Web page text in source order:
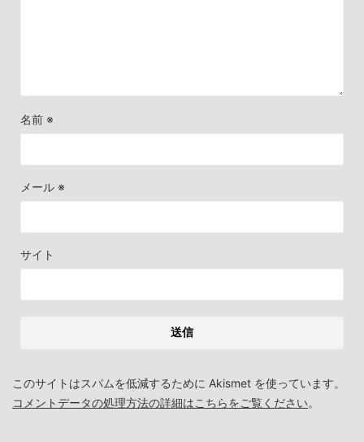
名前 ※
メール ※
サイト
このサイトはスパムを低減するために Akismet を使っています。
コメントデータの処理方法の詳細はこちらをご覧ください。